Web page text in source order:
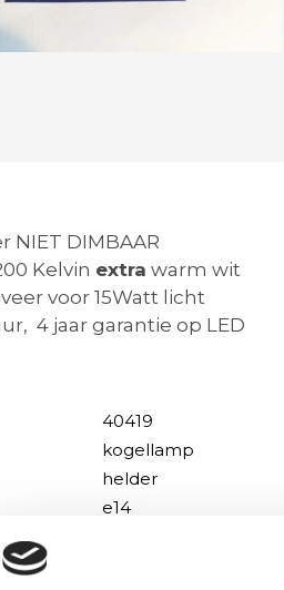
NIET DIMBAAR
Kelvin extra warm wit
voor 15Watt licht
4 jaar garantie op LED
40419
kogellamp
helder
e14